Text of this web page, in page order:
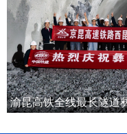
渝昆高铁全线最长隧道